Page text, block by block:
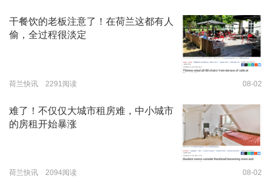
干餐饮的老板注意了！在荷兰这都有人
偷，全过程很淡定
荷兰快讯 2291阅读 08-02
难了！不仅仅大城市租房难，中小城市
的房租开始暴涨
荷兰快讯 2094阅读 08-02